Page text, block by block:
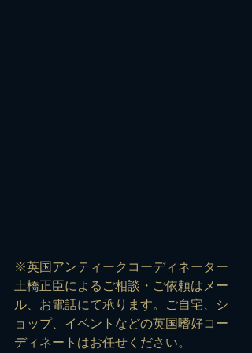
※英国アンティークコーディネーター
土橋正臣によるご相談・ご依頼は メー
ル 、お電話にて承ります。ご自宅、シ
ョップ、イベントなどの英国嗜好コー
ディネートはお任せください。